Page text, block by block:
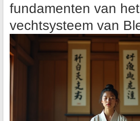
fundamenten van het
vechtsysteem van